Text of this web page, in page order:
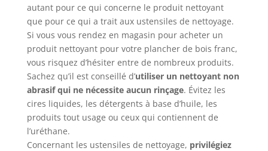
autant pour ce qui concerne le produit nettoyant
que pour ce qui a trait aux ustensiles de nettoyage.
Si vous vous rendez en magasin pour acheter un
produit nettoyant pour votre plancher de bois franc,
vous risquez d’hésiter entre de nombreux produits.
Sachez qu’il est conseillé d’utiliser un nettoyant non
abrasif qui ne nécessite aucun rinçage. Évitez les
cires liquides, les détergents à base d’huile, les
produits tout usage ou ceux qui contiennent de
l’uréthane.
Concernant les ustensiles de nettoyage, privilégiez